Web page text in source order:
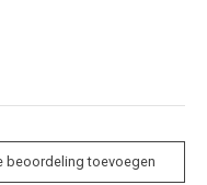
beoordeling toevoegen